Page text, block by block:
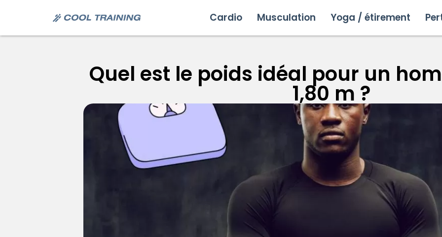
Cardio Musculation Yoga / étirement
Quel est le poids idéal pour un
1,80 m ?